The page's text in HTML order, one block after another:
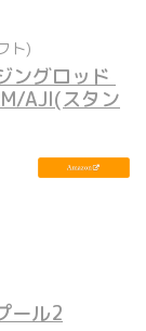
ト)
ングロッド
AJI(スタン
ール2